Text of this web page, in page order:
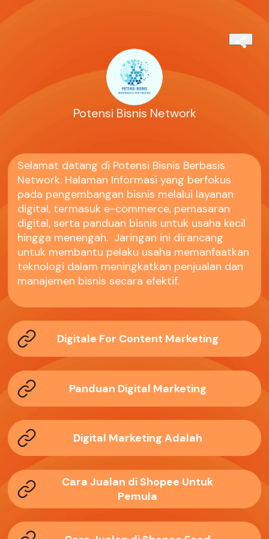
Potensi Bisnis Network
Selamat datang di Potensi Bisnis Berbasis
Network. Halaman Informasi yang berfokus
pada pengembangan bisnis melalui layanan
digital, termasuk e-commerce, pemasaran
digital, serta panduan bisnis untuk usaha kecil
hingga menengah. Jaringan ini dirancang
untuk membantu pelaku usaha memanfaatkan
teknologi dalam meningkatkan penjualan dan
manajemen bisnis secara efektif.
Digitale For Content Marketing
Panduan Digital Marketing
Digital Marketing Adalah
Cara Jualan di Shopee Untuk
Pemula